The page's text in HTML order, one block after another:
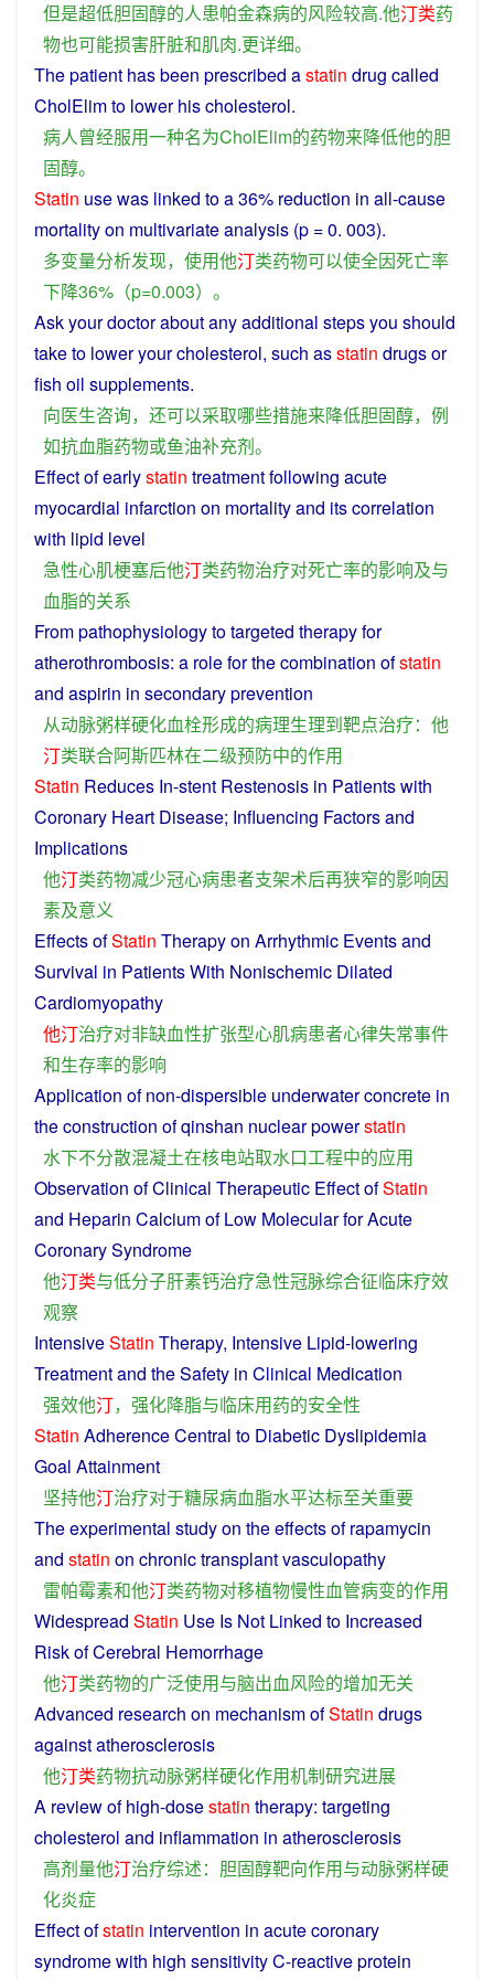
但是超低胆固醇的人患帕金森病的风险较高.他汀类药
物也可能损害肝脏和肌肉.更详细。
Thepatient hasbeen prescribed astatin drug called
CholElimto lower hischolesterol.
病人曾经服用一种名为CholElim的药物来降低他的胆
固醇。
Statin usewas linked to a 36% reduction in all-cause
mortalityon multivariateanalysis (p = 0. 003).
多变量分析发现， 使用他汀类药物可以使全因死亡率
下降36%（p=0.003）。
Askyourdoctoraboutanyadditional stepsyou should
taketo loweryourcholesterol, such asstatin drugsor
fish oil supplements.
向医生咨询， 还可以采取哪些措施来降低胆固醇， 例
如抗血脂药物或鱼油补充剂。
Effectof earlystatin treatmentfollowing acute
myocardial infarction on mortalityand itscorrelation
with lipid level
急性心肌梗塞后他汀类药物治疗对死亡率的影响及与
血脂的关系
Frompathophysiologytotargeted therapyfor
atherothrombosis: a rolefor thecombination ofstatin
and aspirin in secondaryprevention
从动脉粥样硬化血栓形成的病理生理到靶点治疗： 他
汀类联合阿斯匹林在二级预防中的作用
Statin Reduces In-stent Restenosis in Patientswith
Coronary Heart Disease; Influencing Factorsand
Implications
他汀类药物减少冠心病患者支架术后再狭窄的影响因
素及意义
EffectsofStatin Therapyon Arrhythmic Eventsand
Survival in PatientsWith Nonischemic Dilated
Cardiomyopathy
他汀治疗对非缺血性扩张型心肌病患者心律失常事件
和生存率的影响
Application ofnon-dispersible underwaterconcrete in
theconstruction of qinshan nuclear powerstatin
水下不分散混凝土在核电站取水口工程中的应用
Observation ofClinical Therapeutic EffectofStatin
and Heparin CalciumofLow MolecularforAcute
CoronarySyndrome
他汀类与低分子肝素钙治疗急性冠脉综合征临床疗效
观察
IntensiveStatin Therapy, Intensive Lipid-lowering
Treatmentand theSafety in Clinical Medication
强效他汀， 强化降脂与临床用药的安全性
Statin AdherenceCentral to Diabetic Dyslipidemia
Goal Attainment
坚持他汀治疗对于糖尿病血脂水平达标至关重要
The experimental studyon theeffectsof rapamycin
and statin on chronictransplantvasculopathy
雷帕霉素和他汀类药物对移植物慢性血管病变的作用
Widespread Statin Use Is Not Linked to Increased
RiskofCerebral Hemorrhage
他汀类药物的广泛使用与脑出血风险的增加无关
Advanced research on mechanismofStatin drugs
againstatherosclerosis
他汀类药物抗动脉粥样硬化作用机制研究进展
A reviewof high-dosestatin therapy: targeting
cholesterol and inflammation in atherosclerosis
高剂量他汀治疗综述： 胆固醇靶向作用与动脉粥样硬
化炎症
Effectofstatin intervention in acutecoronary
syndromewith high sensitivityC-reactiveprotein